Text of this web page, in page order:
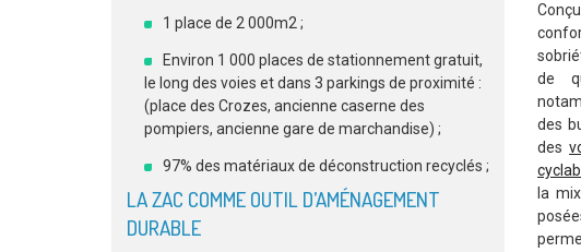
de
des
des
la
1 place de 2 000m2 ;
Environ 1 000 places de stationnement gratuit,
le long des voies et dans 3 parkings de proximité :
(place des Crozes, ancienne caserne des
pompiers, ancienne gare de marchandise) ;
97% des matériaux de déconstruction recyclés ;
LA ZAC COMME OUTIL D’AMÉNAGEMENT
DURABLE